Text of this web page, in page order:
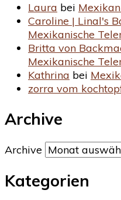
Laura bei
Caroline | Linal's
Mexikanische
Britta von
Mexikanische
Kathrina bei
zorra vom
Archive
Archive
Kategorien